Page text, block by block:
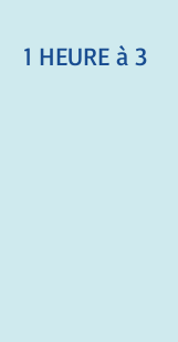
1 HEURE à 3